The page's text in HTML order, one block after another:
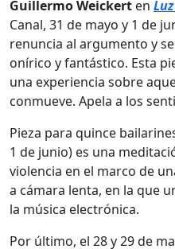
Guillermo Weickert en Luz
Canal, 31 de mayo y 1 de
renuncia al argumento y
onírico y fantástico. Esta
una experiencia sobre
conmueve. Apela a los
Pieza para quince
1 de junio) es una
violencia en el marco de
a cámara lenta, en la que
la música electrónica.
Por último, el 28 y 29 de